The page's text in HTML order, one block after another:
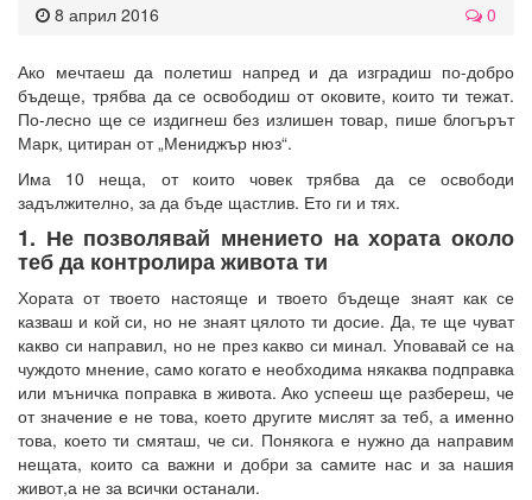
8 април 2016 0
Ако мечтаеш да полетиш напред и да изградиш по-добро
бъдеще, трябва да се освободиш от оковите, които ти тежат.
По-лесно ще се издигнеш без излишен товар, пише блогърът
Марк, цитиран от „Мениджър нюз“.
Има 10 неща, от които човек трябва да се освободи
задължително, за да бъде щастлив. Ето ги и тях.
1. Не позволявай мнението на хората около
теб да контролира живота ти
Хората от твоето настояще и твоето бъдеще знаят как се
казваш и кой си, но не знаят цялото ти досие. Да, те ще чуват
какво си направил, но не през какво си минал. Уповавай се на
чуждото мнение, само когато е необходима някаква подправка
или мъничка поправка в живота. Ако успееш ще разбереш, че
от значение е не това, което другите мислят за теб, а именно
това, което ти смяташ, че си. Понякога е нужно да направим
нещата, които са важни и добри за самите нас и за нашия
живот,а не за всички останали.